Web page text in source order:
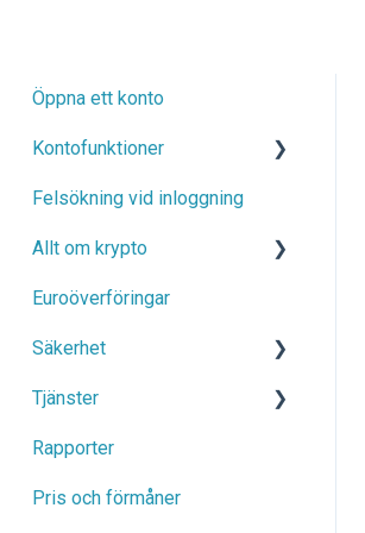
Öppna ett konto
Kontofunktioner
Kontouppgifter
Tvåfaktorsautentisering
bekräftelsemeddelanden
Felsökning vid inloggning
Allt om krypto
Överföringar av
kryptovalutor
Euroöverföringar
Säkerhet
Stöds av reglering
Bevis på medel
Säkerhetstips
Tjänster
Månadsbesparing
Valvet
Rapporter
Pris och förmåner